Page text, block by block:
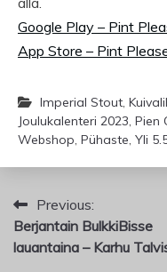
Google Play – Pint
App Store – Pint
Imperial Stout,
Joulukalenteri 2023, Pien
Webshop, Pühaste, Yli
Artikkelien
selaus
Previous:
Berjantain BulkkiBisse
lauantaina – Karhu